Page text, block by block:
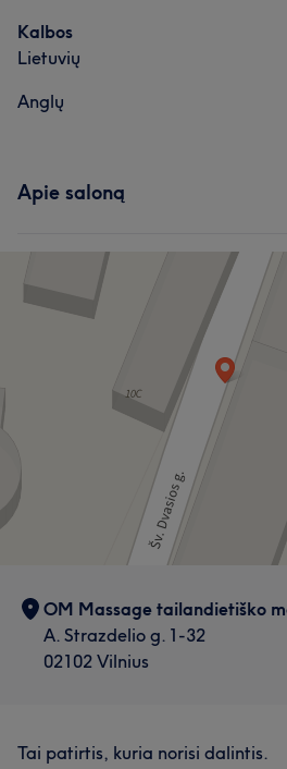
Mūsų klientų nuomonė apie
Išmanantis darbą
Masažas
Kalbos
Lietuvių
Anglų
Apie saloną
OM Massage tailandietiško
A. Strazdelio g. 1-32
02102 Vilnius
Tai patirtis, kuria norisi dalintis.